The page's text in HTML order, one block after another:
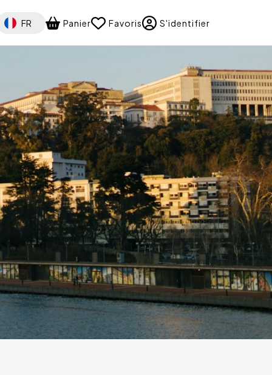
your language
FR Panier Favoris S'identifier